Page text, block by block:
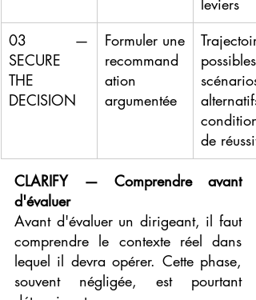
leviers
03 —
SECURE
THE
DECISION
Formuler une
recommand
ation
argumentée
possibles,
scénarios
alternatifs,
conditions
de réussite
CLARIFY — Comprendre avant
d'évaluer
Avant d'évaluer un dirigeant, il faut
comprendre le contexte réel dans
lequel il devra opérer. Cette phase,
souvent négligée, est pourtant